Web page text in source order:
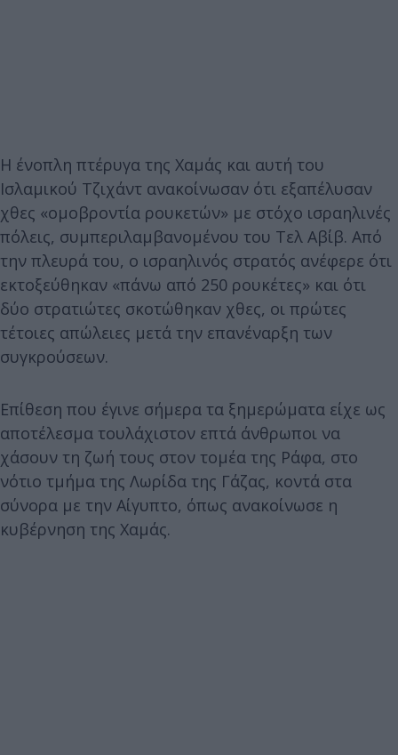
Η ένοπλη πτέρυγα της Χαμάς και αυτή του
Ισλαμικού Τζιχάντ ανακοίνωσαν ότι εξαπέλυσαν
χθες «ομοβροντία ρουκετών» με στόχο ισραηλινές
πόλεις, συμπεριλαμβανομένου του Τελ Αβίβ. Από
την πλευρά του, ο ισραηλινός στρατός ανέφερε ότι
εκτοξεύθηκαν «πάνω από 250 ρουκέτες» και ότι
δύο στρατιώτες σκοτώθηκαν χθες, οι πρώτες
τέτοιες απώλειες μετά την επανέναρξη των
συγκρούσεων.
Επίθεση που έγινε σήμερα τα ξημερώματα είχε ως
αποτέλεσμα τουλάχιστον επτά άνθρωποι να
χάσουν τη ζωή τους στον τομέα της Ράφα, στο
νότιο τμήμα της Λωρίδα της Γάζας, κοντά στα
σύνορα με την Αίγυπτο, όπως ανακοίνωσε η
κυβέρνηση της Χαμάς.